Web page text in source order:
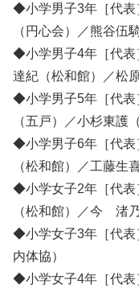
◆小学男子3年［代表
（円心会）／熊谷伍
◆小学男子4年［代表
達紀（松和館）／松
◆小学男子5年［代
（五戸）／小杉東護
◆小学男子6年［代
（松和館）／工藤生
◆小学女子2年［代表
（松和館）／今 渚
◆小学女子3年［代表
内体協）
◆小学女子4年［代表